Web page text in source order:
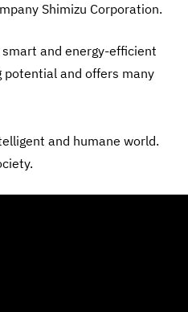
Shimizu Corporation.
and energy-efficient
potential and offers many
and humane world.